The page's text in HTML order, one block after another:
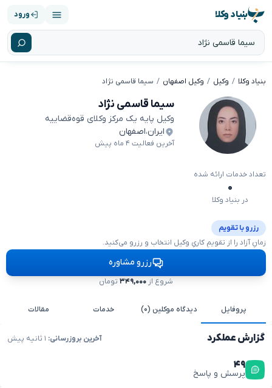
بنیاد وکلا ورود
بنیاد وکلا وکیل وکیل اصفهان سیما قاسمی نژاد
سیما قاسمی نژاد
وکیل پایه یک مرکز وکلای قوه‌قضاییه
ایران،اصفهان
آخرین فعالیت ۴ ماه پیش
تعداد خدمات ارائه شده
۰
در بنیاد وکلا
رزرو با تقویم
زمانِ آزاد را از تقویمِ کاریِ وکیل انتخاب و رزرو می‌کنید.
رزرو مشاوره
شروع از ۳۴۹,۰۰۰تومان
پروفایل دیدگاه موکلین (۰) خدمات مقالات
گزارش عملکرد آخرین بروزرسانی:
۴۹
پرسش و پاسخ